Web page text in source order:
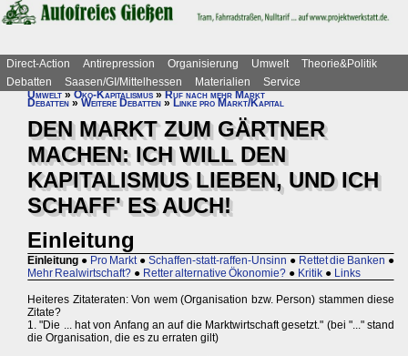
Direct-Action Antirepression Organisierung Umwelt
Theorie&Politik
Debatten
Saasen/GI/Mittelhessen Materialien
Service
Umwelt»Öko-Kapitalismus»Ruf nach mehr Markt
Debatten » Weitere Debatten » Linke pro Markt/Kapital
DEN MARKT ZUM GÄRTNER
MACHEN: ICH WILL DEN
KAPITALISMUS LIEBEN, UND ICH
SCHAFF' ES AUCH!
Einleitung
Einleitung ● Pro Markt ● Schaffen-statt-raffen-Unsinn ● Rettet die Banken ●
Mehr Realwirtschaft? ● Retter alternative Ökonomie? ● Kritik ● Links
Heiteres Zitateraten: Von wem (Organisation bzw. Person) stammen diese
Zitate?
1. "Die ... hat von Anfang an auf die Marktwirtschaft gesetzt." (bei "..." stand
die Organisation, die es zu erraten gilt)